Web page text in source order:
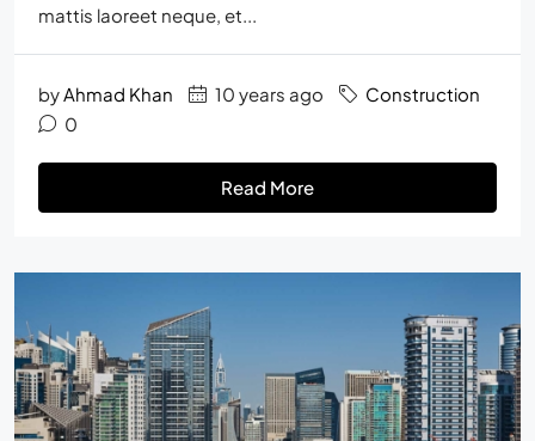
mattis laoreet neque, et...
byAhmad Khan 10 years ago
Construction
0
Read More